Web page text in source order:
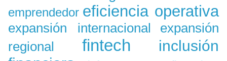
emprendedor eficiencia operativa
expansión internacional
expansión
regional
fintech
inclusión